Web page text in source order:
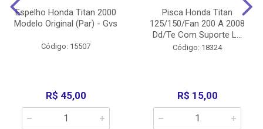
Espelho Honda Titan 2000
Modelo Original (Par) - Gvs
Código: 15507
R$ 45,00
Pisca Honda Titan
125/150/Fan 200 A 2008
Dd/Te Com Suporte L...
Código: 18324
R$ 15,00